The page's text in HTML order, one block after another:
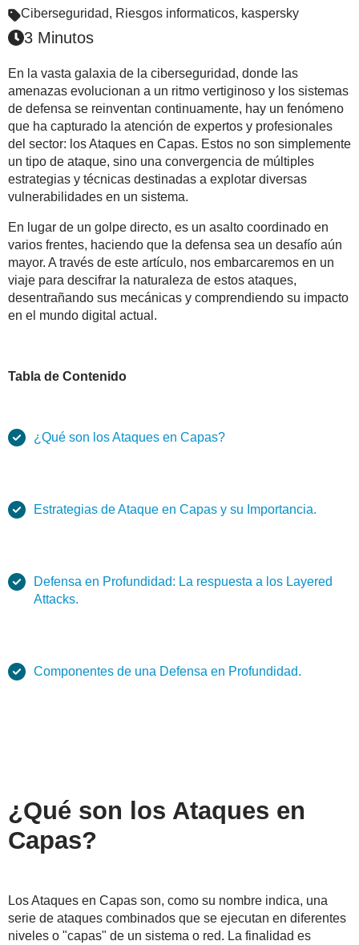
Ciberseguridad, Riesgos informaticos, kaspersky
3 Minutos
En la vasta galaxia de la ciberseguridad, donde las
amenazas evolucionan a un ritmo vertiginoso y los sistemas
de defensa se reinventan continuamente, hay un fenómeno
que ha capturado la atención de expertos y profesionales
del sector: los Ataques en Capas. Estos no son simplemente
un tipo de ataque, sino una convergencia de múltiples
estrategias y técnicas destinadas a explotar diversas
vulnerabilidades en un sistema.
En lugar de un golpe directo, es un asalto coordinado en
varios frentes, haciendo que la defensa sea un desafío aún
mayor. A través de este artículo, nos embarcaremos en un
viaje para descifrar la naturaleza de estos ataques,
desentrañando sus mecánicas y comprendiendo su impacto
en el mundo digital actual.
Tabla de Contenido
¿Qué son los Ataques en Capas?
Estrategias de Ataque en Capas y su Importancia.
Defensa en Profundidad: La respuesta a los Layered
Attacks.
Componentes de una Defensa en Profundidad.
¿Qué son los Ataques en
Capas?
Los Ataques en Capas son, como su nombre indica, una
serie de ataques combinados que se ejecutan en diferentes
niveles o "capas" de un sistema o red. La finalidad es